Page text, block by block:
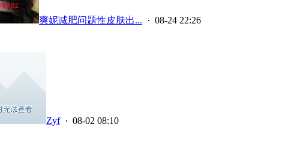
爽妮减肥问题性皮肤出... · 08-24 22:26
Zyf · 08-02 08:10